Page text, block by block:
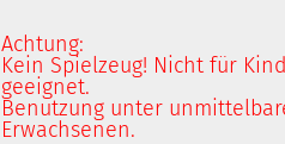
Achtung:
Kein Spielzeug! Nicht für
geeignet.
Benutzung unter
Erwachsenen.